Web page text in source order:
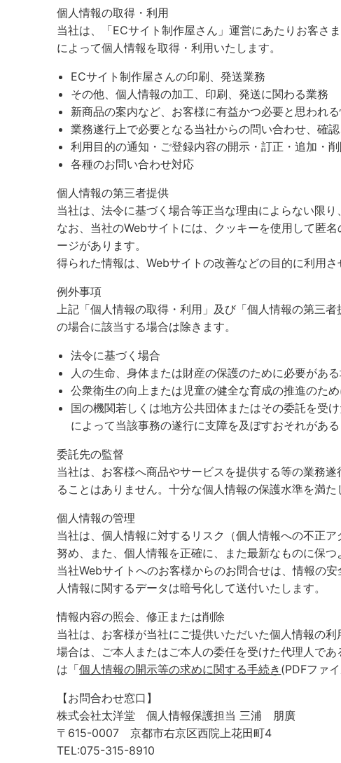
個人情報の取得・利用
当社は、「ECサイト制作屋さん」運営にあたりお客さ
によって個人情報を取得・利用いたします。
ECサイト制作屋さんの印刷、発送業務
その他、個人情報の加工、印刷、発送に関わる業務
新商品の案内など、お客様に有益かつ必要と思われ
業務遂行上で必要となる当社からの問い合わせ、確
利用目的の通知・ご登録内容の開示・訂正・追加・
各種のお問い合わせ対応
個人情報の第三者提供
当社は、法令に基づく場合等正当な理由によらない限
なお、当社のWebサイトには、クッキーを使用して匿
ージがあります。
得られた情報は、Webサイトの改善などの目的に利用さ
例外事項
上記「個人情報の取得・利用」及び「個人情報の第三
の場合に該当する場合は除きます。
法令に基づく場合
人の生命、身体または財産の保護のために必要があ
公衆衛生の向上または児童の健全な育成の推進のた
国の機関若しくは地方公共団体またはその委託を受
によって当該事務の遂行に支障を及ぼすおそれがある
委託先の監督
当社は、お客様へ商品やサービスを提供する等の業務
ることはありません。十分な個人情報の保護水準を満
個人情報の管理
当社は、個人情報に対するリスク（個人情報への不正
努め、また、個人情報を正確に、また最新なものに保
当社Webサイトへのお客様からのお問合せは、情報の
人情報に関するデータは暗号化して送付いたします。
情報内容の照会、修正または削除
当社は、お客様が当社にご提供いただいた個人情報の
場合は、ご本人またはご本人の委任を受けた代理人で
は「個人情報の開示等の求めに関する手続き (PDFファ
【お問合わせ窓口】
株式会社太洋堂 個人情報保護担当 三浦 朋廣
〒615-0007 京都市右京区西院上花田町4
TEL:075-315-8910